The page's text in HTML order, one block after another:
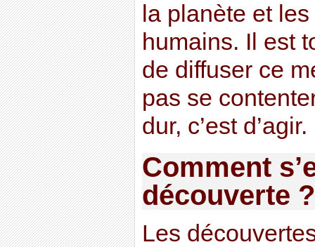
la planète et
humains. Il est
de diffuser ce
pas se
dur, c’est d’agir.
Comment
découverte ?
Les